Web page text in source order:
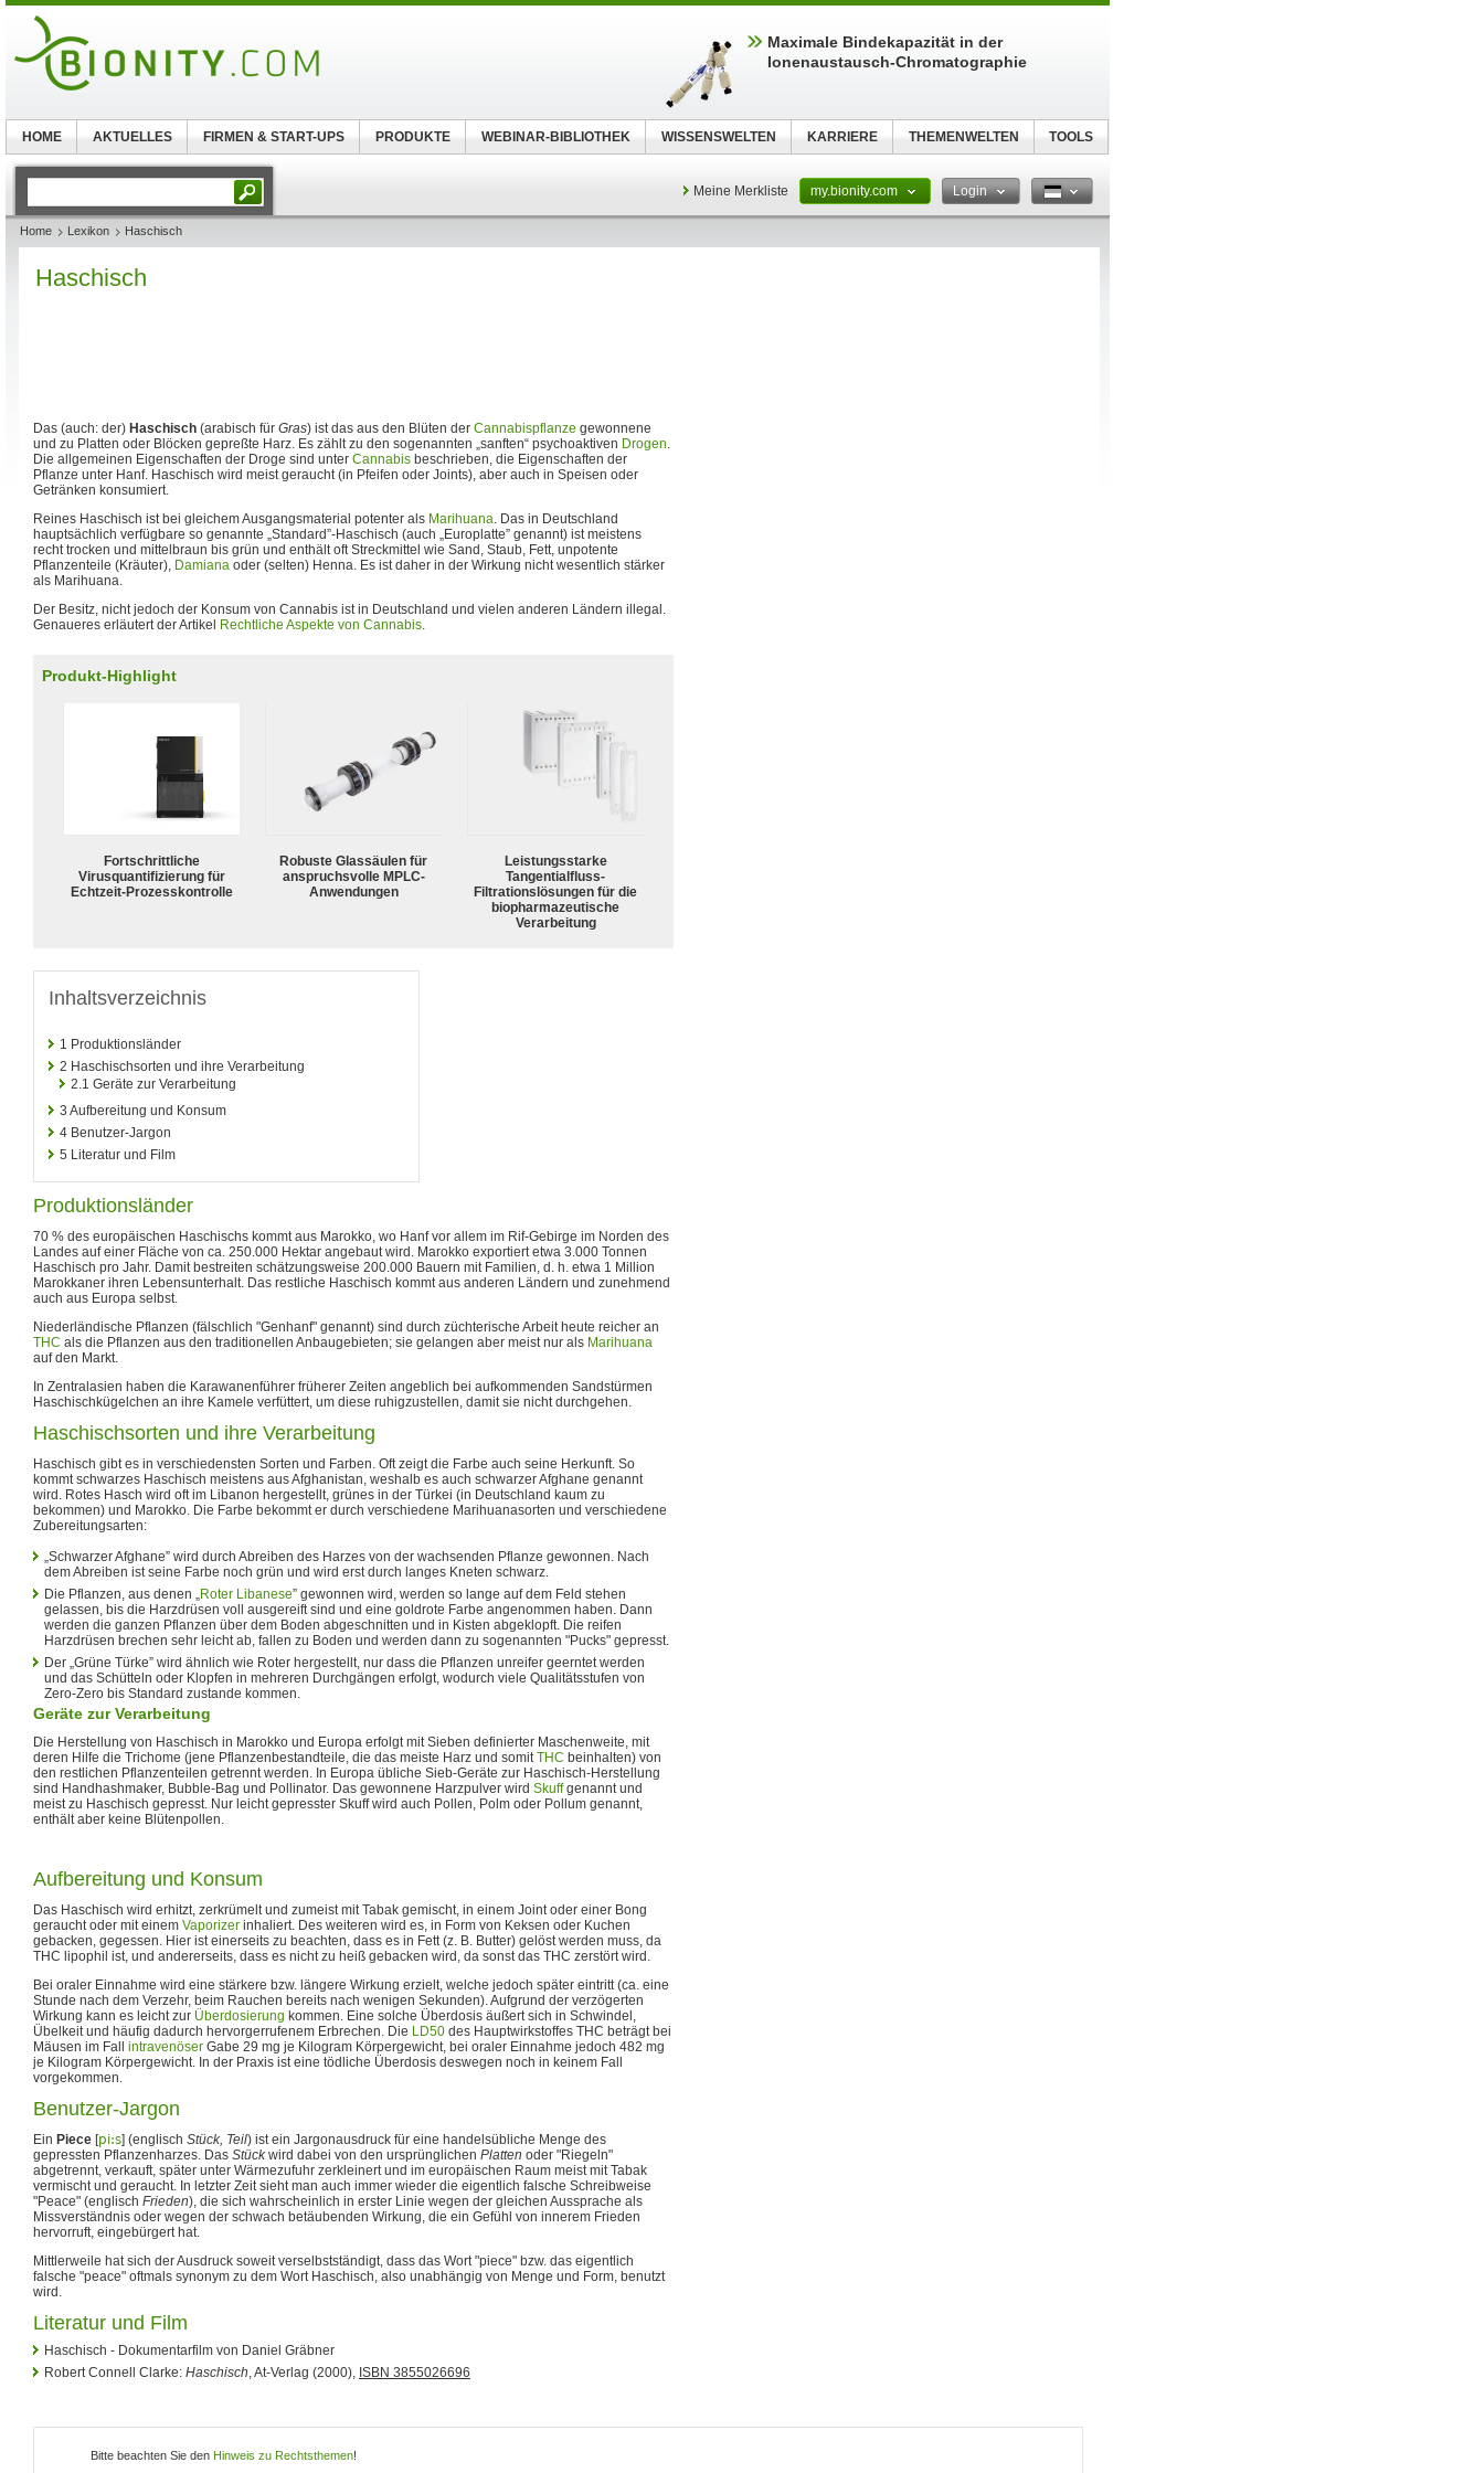
Meine Merkliste my.bionity.com Login
Home Lexikon Haschisch
Haschisch
Das (auch: der) Haschisch (arabisch für Gras) ist das aus den Blüten der Cannabispflanze gewonnene
und zu Platten oder Blöcken gepreßte Harz. Es zählt zu den sogenannten „sanften“ psychoaktiven Drogen.
Die allgemeinen Eigenschaften der Droge sind unter Cannabis beschrieben, die Eigenschaften der
Pflanze unter Hanf. Haschisch wird meist geraucht (in Pfeifen oder Joints), aber auch in Speisen oder
Getränken konsumiert.
Reines Haschisch ist bei gleichem Ausgangsmaterial potenter als Marihuana. Das in Deutschland
hauptsächlich verfügbare so genannte „Standard”-Haschisch (auch „Europlatte” genannt) ist meistens
recht trocken und mittelbraun bis grün und enthält oft Streckmittel wie Sand, Staub, Fett, unpotente
Pflanzenteile (Kräuter), Damiana oder (selten) Henna. Es ist daher in der Wirkung nicht wesentlich stärker
als Marihuana.
Der Besitz, nicht jedoch der Konsum von Cannabis ist in Deutschland und vielen anderen Ländern illegal.
Genaueres erläutert der Artikel
Rechtliche Aspekte von Cannabis.
Produkt-Highlight
Fortschrittliche
Virusquantifizierung für
Echtzeit-Prozesskontrolle
Robuste Glassäulen für
anspruchsvolle MPLC-
Anwendungen
Leistungsstarke
Tangentialfluss-
Filtrationslösungen für die
biopharmazeutische
Verarbeitung
Inhaltsverzeichnis
1 Produktionsländer
2 Haschischsorten und ihre Verarbeitung
2.1 Geräte zur Verarbeitung
3 Aufbereitung und Konsum
4 Benutzer-Jargon
5 Literatur und Film
Produktionsländer
70 % des europäischen Haschischs kommt aus Marokko, wo Hanf vor allem im Rif-Gebirge im Norden des
Landes auf einer Fläche von ca. 250.000 Hektar angebaut wird. Marokko exportiert etwa 3.000 Tonnen
Haschisch pro Jahr. Damit bestreiten schätzungsweise 200.000 Bauern mit Familien, d. h. etwa 1 Million
Marokkaner ihren Lebensunterhalt. Das restliche Haschisch kommt aus anderen Ländern und zunehmend
auch aus Europa selbst.
Niederländische Pflanzen (fälschlich "Genhanf" genannt) sind durch züchterische Arbeit heute reicher an
THC als die Pflanzen aus den traditionellen Anbaugebieten; sie gelangen aber meist nur als Marihuana
auf den Markt.
In Zentralasien haben die Karawanenführer früherer Zeiten angeblich bei aufkommenden Sandstürmen
Haschischkügelchen an ihre Kamele verfüttert, um diese ruhigzustellen, damit sie nicht durchgehen.
Haschischsorten und ihre Verarbeitung
Haschisch gibt es in verschiedensten Sorten und Farben. Oft zeigt die Farbe auch seine Herkunft. So
kommt schwarzes Haschisch meistens aus Afghanistan, weshalb es auch schwarzer Afghane genannt
wird. Rotes Hasch wird oft im Libanon hergestellt, grünes in der Türkei (in Deutschland kaum zu
bekommen) und Marokko. Die Farbe bekommt er durch verschiedene Marihuanasorten und verschiedene
Zubereitungsarten:
„Schwarzer Afghane” wird durch Abreiben des Harzes von der wachsenden Pflanze gewonnen. Nach
dem Abreiben ist seine Farbe noch grün und wird erst durch langes Kneten schwarz.
Die Pflanzen, aus denen „Roter Libanese” gewonnen wird, werden so lange auf dem Feld stehen
gelassen, bis die Harzdrüsen voll ausgereift sind und eine goldrote Farbe angenommen haben. Dann
werden die ganzen Pflanzen über dem Boden abgeschnitten und in Kisten abgeklopft. Die reifen
Harzdrüsen brechen sehr leicht ab, fallen zu Boden und werden dann zu sogenannten "Pucks" gepresst.
Der „Grüne Türke” wird ähnlich wie Roter hergestellt, nur dass die Pflanzen unreifer geerntet werden
und das Schütteln oder Klopfen in mehreren Durchgängen erfolgt, wodurch viele Qualitätsstufen von
Zero-Zero bis Standard zustande kommen.
Geräte zur Verarbeitung
Die Herstellung von Haschisch in Marokko und Europa erfolgt mit Sieben definierter Maschenweite, mit
deren Hilfe die Trichome (jene Pflanzenbestandteile, die das meiste Harz und somitTHC beinhalten) von
den restlichen Pflanzenteilen getrennt werden. In Europa übliche Sieb-Geräte zur Haschisch-Herstellung
sind Handhashmaker, Bubble-Bag und Pollinator. Das gewonnene Harzpulver wird Skuffgenannt und
meist zu Haschisch gepresst. Nur leicht gepresster Skuff wird auch Pollen, Polm oder Pollum genannt,
enthält aber keine Blütenpollen.
Aufbereitung und Konsum
Das Haschisch wird erhitzt, zerkrümelt und zumeist mit Tabak gemischt, in einem Joint oder einer Bong
geraucht oder mit einem Vaporizer inhaliert. Des weiteren wird es, in Form von Keksen oder Kuchen
gebacken, gegessen. Hier ist einerseits zu beachten, dass es in Fett (z. B. Butter) gelöst werden muss, da
THC lipophil ist, und andererseits, dass es nicht zu heiß gebacken wird, da sonst das THC zerstört wird.
Bei oraler Einnahme wird eine stärkere bzw. längere Wirkung erzielt, welche jedoch später eintritt (ca. eine
Stunde nach dem Verzehr, beim Rauchen bereits nach wenigen Sekunden). Aufgrund der verzögerten
Wirkung kann es leicht zur Überdosierung kommen. Eine solche Überdosis äußert sich in Schwindel,
Übelkeit und häufig dadurch hervorgerrufenem Erbrechen. Die LD50 des Hauptwirkstoffes THC beträgt bei
Mäusen im Fall intravenöser Gabe 29 mg je Kilogram Körpergewicht, bei oraler Einnahme jedoch 482 mg
je Kilogram Körpergewicht. In der Praxis ist eine tödliche Überdosis deswegen noch in keinem Fall
vorgekommen.
Benutzer-Jargon
Ein Piece [pi:s] (englisch Stück, Teil) ist ein Jargonausdruck für eine handelsübliche Menge des
gepressten Pflanzenharzes. Das Stückwird dabei von den ursprünglichen Platten oder "Riegeln"
abgetrennt, verkauft, später unter Wärmezufuhr zerkleinert und im europäischen Raum meist mit Tabak
vermischt und geraucht. In letzter Zeit sieht man auch immer wieder die eigentlich falsche Schreibweise
"Peace" (englisch Frieden), die sich wahrscheinlich in erster Linie wegen der gleichen Aussprache als
Missverständnis oder wegen der schwach betäubenden Wirkung, die ein Gefühl von innerem Frieden
hervorruft, eingebürgert hat.
Mittlerweile hat sich der Ausdruck soweit verselbstständigt, dass das Wort "piece" bzw. das eigentlich
falsche "peace" oftmals synonym zu dem Wort Haschisch, also unabhängig von Menge und Form, benutzt
wird.
Literatur und Film
Haschisch - Dokumentarfilm von Daniel Gräbner
Robert Connell Clarke: Haschisch, At-Verlag (2000), ISBN 3855026696
Bitte beachten Sie den Hinweis zu Rechtsthemen!
Maximale Bindekapazität in der
Ionenaustausch-Chromatographie
HOME AKTUELLES FIRMEN & START-UPS PRODUKTE WEBINAR-BIBLIOTHEK WISSENSWELTEN KARRIERE THEMENWELTEN TOOLS